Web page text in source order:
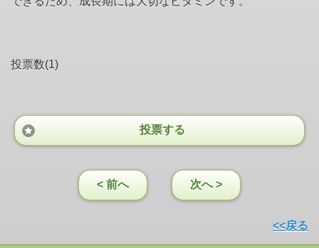
投票数(1)
投票する
< 前へ 次へ >
<<戻る